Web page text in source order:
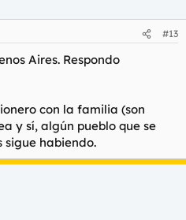
#13
Aires. Respondo
con la familia (son
y sí, algún pueblo que se
sigue habiendo.